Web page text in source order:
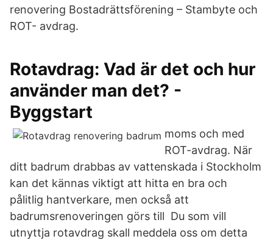
renovering Bostadrättsförening – Stambyte och
ROT- avdrag.
Rotavdrag: Vad är det och hur
använder man det? -
Byggstart
moms och med
ROT-avdrag. När
ditt badrum drabbas av vattenskada i Stockholm
kan det kännas viktigt att hitta en bra och
pålitlig hantverkare, men också att
badrumsrenoveringen görs till Du som vill
utnyttja rotavdrag skall meddela oss om detta